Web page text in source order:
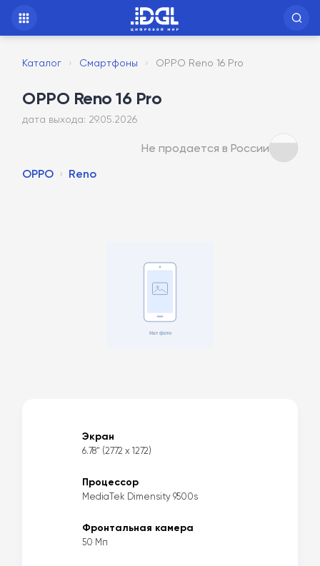
Каталог › Смартфоны › OPPO Reno 16 Pro
OPPO Reno 16 Pro
дата выхода: 29.05.2026
Не продается в России
OPPO › Reno
Экран
6.78" (2772 x 1272)
Процессор
MediaTek Dimensity 9500s
Фронтальная камера
50 Мп